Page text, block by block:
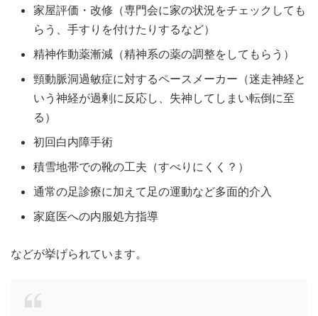
家屋評価・改修（専門会に家の状況をチェックしても
らう、手すりを付けたりするなど）
精神作動薬漸減（精神系の薬の調整をしてもらう）
頸動脈洞過敏症に対するペースメーカー（迷走神経と
いう神経が過剰に反応し、失神してしまい転倒に至
る）
初回白内障手術
積雪地帯での靴の工夫（すべりにくく？）
通常の足診療に加えて足の運動など多面的介入
家庭医への内服処方指導
などが挙げられています。